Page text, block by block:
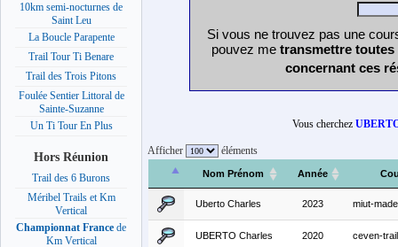
10km semi-nocturnes de
Saint Leu
La Boucle Parapente
Trail Tour Ti Benare
Trail des Trois Pitons
Foulée Sentier Littoral de
Sainte-Suzanne
Un Ti Tour En Plus
Hors Réunion
Trail des 6 Burons
Méribel Trails et Km
Vertical
Championnat France de
Km Vertical
Si vous ne trouvez pas une
pouvez me transmettre
concernant ces
Vous cherchez
Afficher éléments
Nom Prénom Année
Uberto Charles 2023 miut-
UBERTO Charles 2020 ceven-